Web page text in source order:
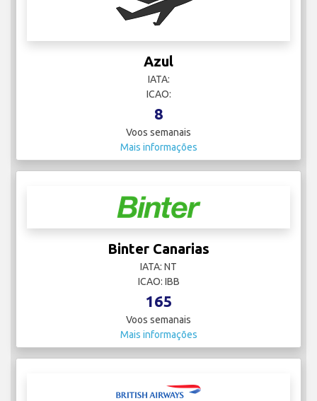
Azul
IATA:
ICAO:
8
Voos semanais
Mais informações
Binter Canarias
IATA: NT
ICAO: IBB
165
Voos semanais
Mais informações